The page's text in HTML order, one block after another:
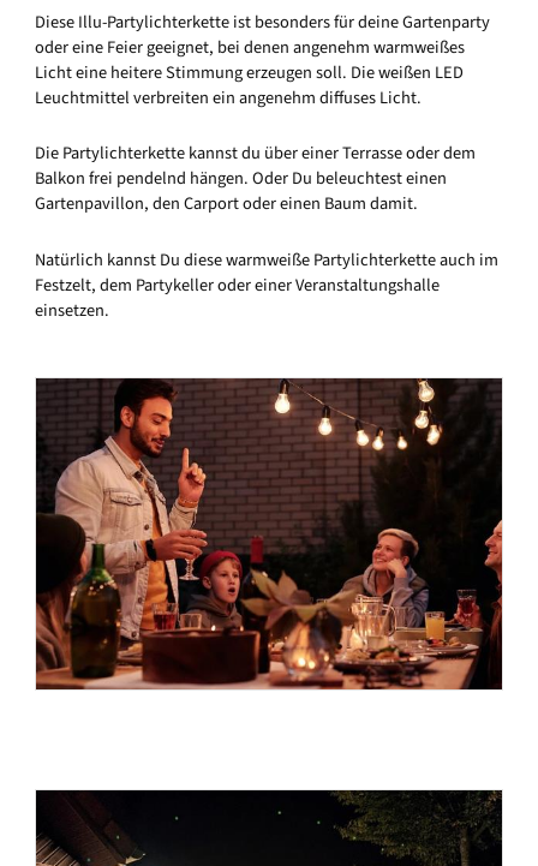
Diese Illu-Partylichterkette ist besonders für deine Gartenparty
oder eine Feier geeignet, bei denen angenehm warmweißes
Licht eine heitere Stimmung erzeugen soll. Die weißen LED
Leuchtmittel verbreiten ein angenehm diffuses Licht.
Die Partylichterkette kannst du über einer Terrasse oder dem
Balkon frei pendelnd hängen. Oder Du beleuchtest einen
Gartenpavillon, den Carport oder einen Baum damit.
Natürlich kannst Du diese warmweiße Partylichterkette auch im
Festzelt, dem Partykeller oder einer Veranstaltungshalle
einsetzen.